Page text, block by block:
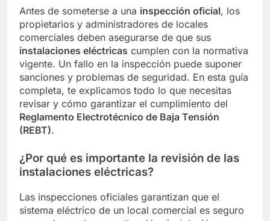
Antes de someterse a una inspección oficial, los
propietarios y administradores de locales
comerciales deben asegurarse de que sus
instalaciones eléctricas cumplen con la normativa
vigente. Un fallo en la inspección puede suponer
sanciones y problemas de seguridad. En esta guía
completa, te explicamos todo lo que necesitas
revisar y cómo garantizar el cumplimiento del
Reglamento Electrotécnico de Baja Tensión
(REBT).
¿Por qué es importante la revisión de las
instalaciones eléctricas?
Las inspecciones oficiales garantizan que el
sistema eléctrico de un local comercial es seguro